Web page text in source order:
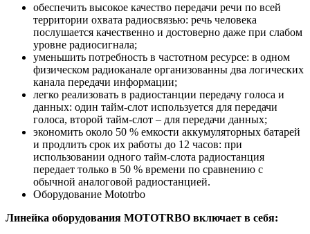
обеспечить высокое качество передачи речи по всей
территории охвата радиосвязью: речь человека
послушается качественно и достоверно даже при слабом
уровне радиосигнала;
уменьшить потребность в частотном ресурсе: в одном
физическом радиоканале организованны два логических
канала передачи информации;
легко реализовать в радиостанции передачу голоса и
данных: один тайм-слот используется для передачи
голоса, второй тайм-слот – для передачи данных;
экономить около 50 % емкости аккумуляторных батарей
и продлить срок их работы до 12 часов: при
использовании одного тайм-слота радиостанция
передает только в 50 % времени по сравнению с
обычной аналоговой радиостанцией.
Оборудование Mototrbo
Линейка оборудования MOTOTRBO включает в себя: